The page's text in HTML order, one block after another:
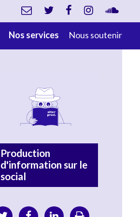
Nos services Nous soutenir
Production
d'information sur le
social